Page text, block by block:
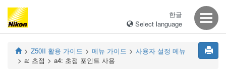
한글
Select language
Z50II 활용 가이드 메뉴 가이드
사용자 설정 메뉴
a: 초점 a4: 초점 포인트 사용